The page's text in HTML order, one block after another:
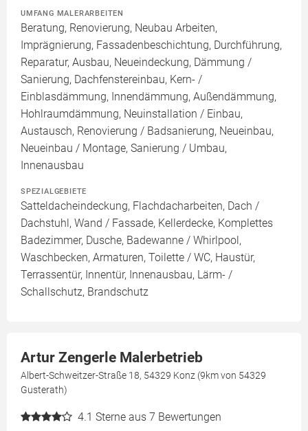
UMFANG MALERARBEITEN
Beratung, Renovierung, Neubau Arbeiten,
Imprägnierung, Fassadenbeschichtung, Durchführung,
Reparatur, Ausbau, Neueindeckung, Dämmung /
Sanierung, Dachfenstereinbau, Kern- /
Einblasdämmung, Innendämmung, Außendämmung,
Hohlraumdämmung, Neuinstallation / Einbau,
Austausch, Renovierung / Badsanierung, Neueinbau,
Neueinbau / Montage, Sanierung / Umbau,
Innenausbau
SPEZIALGEBIETE
Satteldacheindeckung, Flachdacharbeiten, Dach /
Dachstuhl, Wand / Fassade, Kellerdecke, Komplettes
Badezimmer, Dusche, Badewanne / Whirlpool,
Waschbecken, Armaturen, Toilette / WC, Haustür,
Terrassentür, Innentür, Innenausbau, Lärm- /
Schallschutz, Brandschutz
Artur Zengerle Malerbetrieb
Albert-Schweitzer-Straße 18, 54329 Konz (9km von 54329
Gusterath)
4.1 Sterne aus 7 Bewertungen